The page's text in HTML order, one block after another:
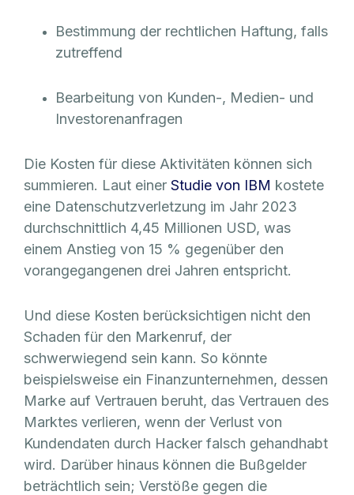
Bestimmung der rechtlichen Haftung, falls
zutreffend
Bearbeitung von Kunden-, Medien- und
Investorenanfragen
Die Kosten für diese Aktivitäten können sich
summieren. Laut einer Studie von IBM kostete
eine Datenschutzverletzung im Jahr 2023
durchschnittlich 4,45 Millionen USD, was
einem Anstieg von 15 % gegenüber den
vorangegangenen drei Jahren entspricht.
Und diese Kosten berücksichtigen nicht den
Schaden für den Markenruf, der
schwerwiegend sein kann. So könnte
beispielsweise ein Finanzunternehmen, dessen
Marke auf Vertrauen beruht, das Vertrauen des
Marktes verlieren, wenn der Verlust von
Kundendaten durch Hacker falsch gehandhabt
wird. Darüber hinaus können die Bußgelder
beträchtlich sein; Verstöße gegen die